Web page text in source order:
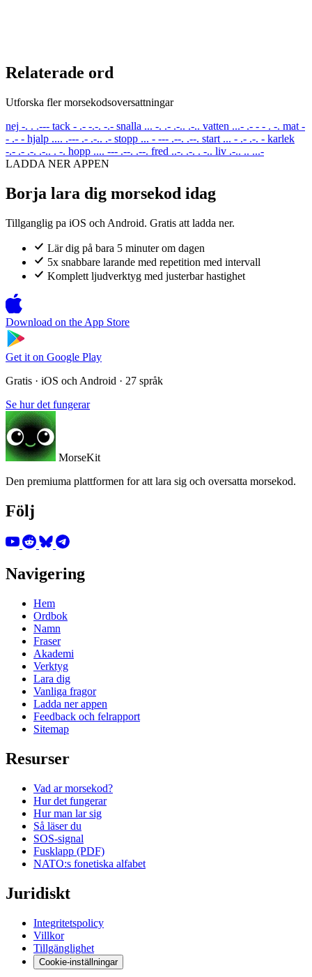
Relaterade ord
Utforska fler morsekodsoversattningar
nej -. . .--- tack - .- -.-. -.- snalla ... -. .- .-.. .-.. vatten ...- .- - - . -. mat -
- .- - hjalp .... .--- .- .-.. .- stopp ... - --- .--. .--. start ... - .- .-. - karlek
-.- .- .-. .-.. . -. hopp .... --- .--. .--. fred ..-. .-. . -.. liv .-.. .. ...-
LADDA NER APPEN
Borja lara dig morsekod idag
Tillganglig pa iOS och Android. Gratis att ladda ner.
Lär dig på bara 5 minuter om dagen
5x snabbare larande med repetition med intervall
Komplett ljudverktyg med justerbar hastighet
Download on the App Store
Get it on Google Play
Gratis · iOS och Android · 27 språk
Se hur det fungerar
MorseKit
Den premiuma plattformen for att lara sig och oversatta morsekod.
Följ
Navigering
Hem
Ordbok
Namn
Fraser
Akademi
Verktyg
Lara dig
Vanliga fragor
Ladda ner appen
Feedback och felrapport
Sitemap
Resurser
Vad ar morsekod?
Hur det fungerar
Hur man lar sig
Så läser du
SOS-signal
Fusklapp (PDF)
NATO:s fonetiska alfabet
Juridiskt
Integritetspolicy
Villkor
Tillgänglighet
Cookie-inställningar